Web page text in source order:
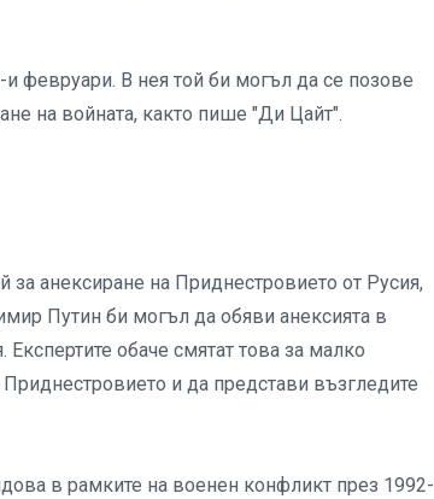
февруари. В нея той би могъл да се позове
на войната, както пише "Ди Цайт".
анексиране на Приднестровието от Русия,
Путин би могъл да обяви анексията в
обаче смятат това за малко
и да представи възгледите
в рамките на военен конфликт през 1992-